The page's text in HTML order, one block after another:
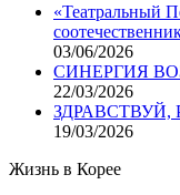
«Театральный
03/06/2026
СИНЕРГИЯ
22/03/2026
ЗДРАВСТВУЙ,
19/03/2026
Жизнь в Корее